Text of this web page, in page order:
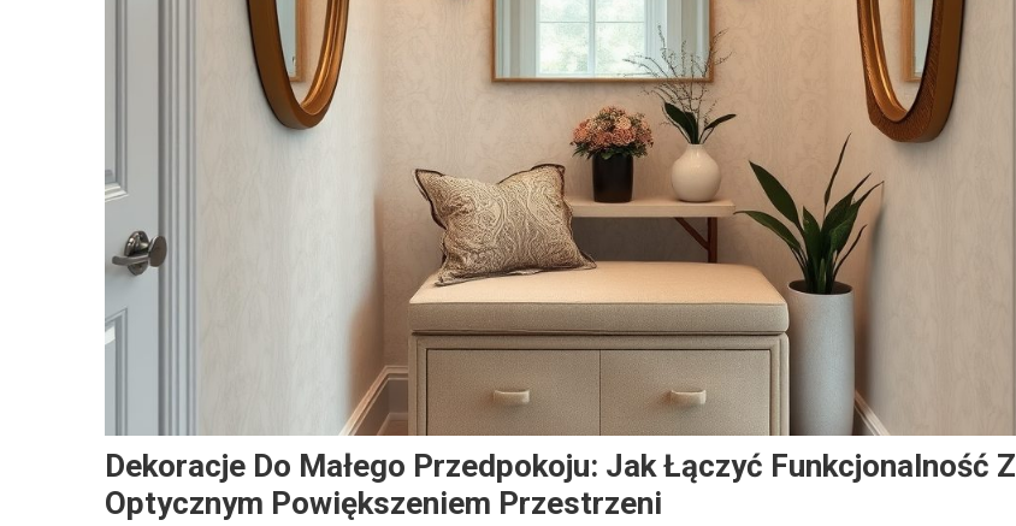
Dekoracje Do Małego Przedpokoju: Jak Łączyć Funkcjonalność Z
Optycznym Powiększeniem Przestrzeni